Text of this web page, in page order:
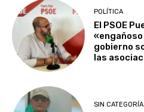
POLÍTICA
El PSOE
gobierno
las
SIN CATEGORÍA